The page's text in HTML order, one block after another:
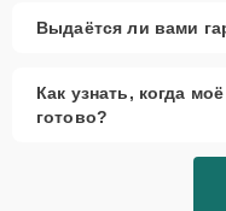
Выдаётся ли вами
Как узнать, когда
готово?